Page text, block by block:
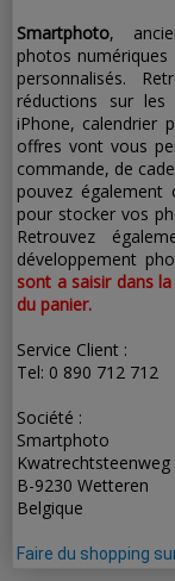
Smartphoto,
photos
personnalisés.
réductions sur
iPhone, calendrier
offres vont vous
commande, de
pouvez
pour stocker vos
Retrouvez
développement
sont a saisir dans
du panier.
Service Client :
Tel: 0 890 712 712
Société :
Smartphoto
Kwatrechtsteenweg
B-9230 Wetteren
Belgique
Faire du shopping